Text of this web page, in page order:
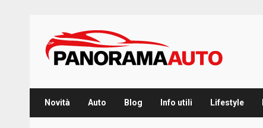
content
Novità Auto Blog Info utili Lifestyle